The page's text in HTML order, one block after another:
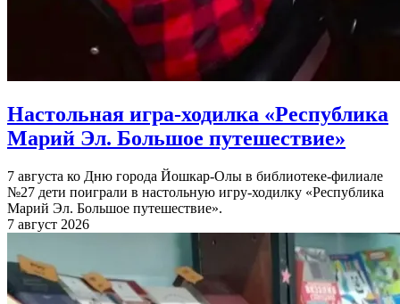
Настольная игра-ходилка «Республика
Марий Эл. Большое путешествие»
7 августа ко Дню города Йошкар-Олы в библиотеке-филиале
№27 дети поиграли в настольную игру-ходилку «Республика
Марий Эл. Большое путешествие».
7 август 2026